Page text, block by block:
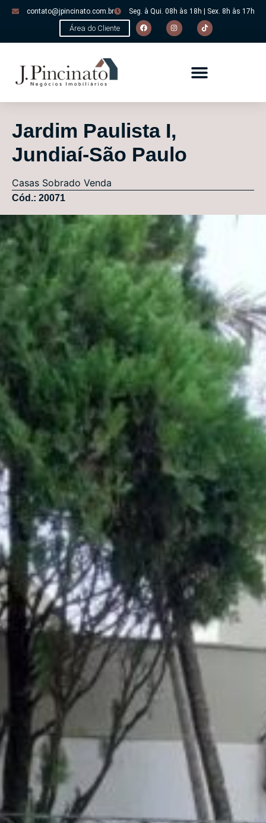
contato@jpincinato.com.br Seg. à Qui. 08h às 18h | Sex. 8h às 17h
Área do Cliente
Jardim Paulista I,
Jundiaí-São Paulo
Casas Sobrado Venda
Cód.: 20071